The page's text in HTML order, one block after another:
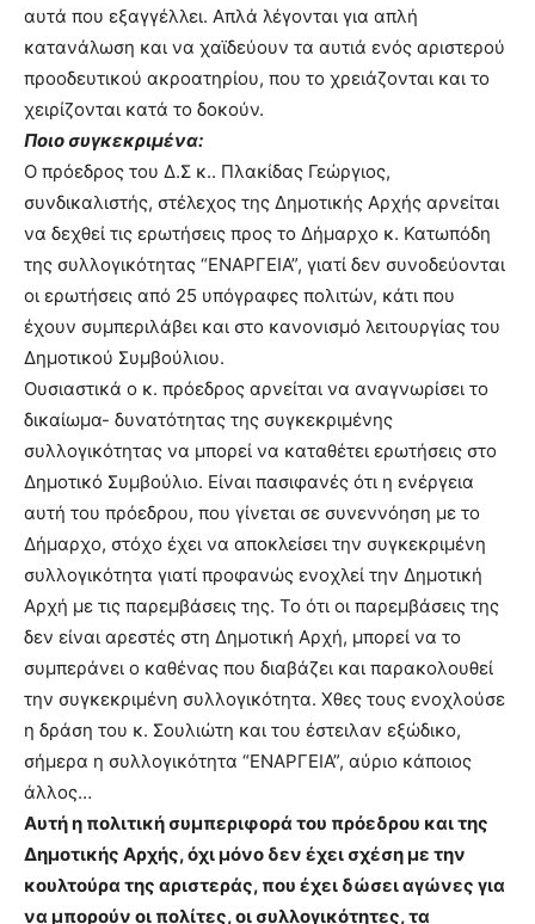
αυτά που εξαγγέλλει. Απλά λέγονται για απλή
κατανάλωση και να χαϊδεύουν τα αυτιά ενός αριστερού
προοδευτικού ακροατηρίου, που το χρειάζονται και το
χειρίζονται κατά το δοκούν.
Ποιο συγκεκριμένα:
Ο πρόεδρος του Δ.Σ κ.. Πλακίδας Γεώργιος,
συνδικαλιστής, στέλεχος της Δημοτικής Αρχής αρνείται
να δεχθεί τις ερωτήσεις προς το Δήμαρχο κ. Κατωπόδη
της συλλογικότητας “ΕΝΑΡΓΕΙΑ”, γιατί δεν συνοδεύονται
οι ερωτήσεις από 25 υπόγραφες πολιτών, κάτι που
έχουν συμπεριλάβει και στο κανονισμό λειτουργίας του
Δημοτικού Συμβούλιου.
Ουσιαστικά ο κ. πρόεδρος αρνείται να αναγνωρίσει το
δικαίωμα- δυνατότητας της συγκεκριμένης
συλλογικότητας να μπορεί να καταθέτει ερωτήσεις στο
Δημοτικό Συμβούλιο. Είναι πασιφανές ότι η ενέργεια
αυτή του πρόεδρου, που γίνεται σε συνεννόηση με το
Δήμαρχο, στόχο έχει να αποκλείσει την συγκεκριμένη
συλλογικότητα γιατί προφανώς ενοχλεί την Δημοτική
Αρχή με τις παρεμβάσεις της. Το ότι οι παρεμβάσεις της
δεν είναι αρεστές στη Δημοτική Αρχή, μπορεί να το
συμπεράνει ο καθένας που διαβάζει και παρακολουθεί
την συγκεκριμένη συλλογικότητα. Χθες τους ενοχλούσε
η δράση του κ. Σουλιώτη και του έστειλαν εξώδικο,
σήμερα η συλλογικότητα “ΕΝΑΡΓΕΙΑ”, αύριο κάποιος
άλλος…
Αυτή η πολιτική συμπεριφορά του πρόεδρου και της
Δημοτικής Αρχής, όχι μόνο δεν έχει σχέση με την
κουλτούρα της αριστεράς, που έχει δώσει αγώνες για
να μπορούν οι πολίτες, οι συλλογικότητες, τα